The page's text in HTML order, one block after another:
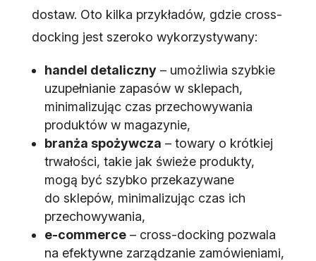
dostaw. Oto kilka przykładów, gdzie cross-
docking jest szeroko wykorzystywany:
handel detaliczny– umożliwia szybkie
uzupełnianie zapasów w sklepach,
minimalizując czas przechowywania
produktów w magazynie,
branża spożywcza – towary o krótkiej
trwałości, takie jak świeże produkty,
mogą być szybko przekazywane
do sklepów, minimalizując czas ich
przechowywania,
e-commerce– cross-docking pozwala
na efektywne zarządzanie zamówieniami,